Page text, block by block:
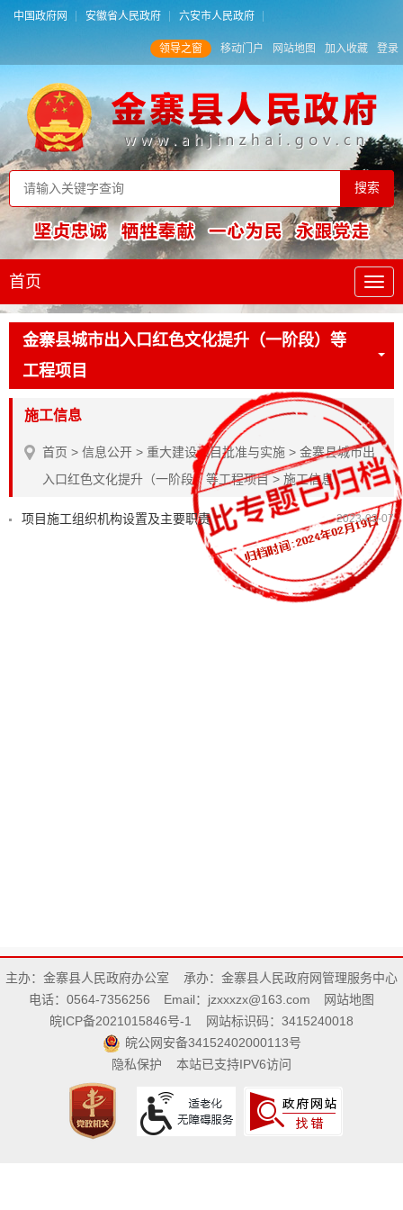
中国政府网 安徽省人民政府 六安市人民政府
领导之窗 移动门户 网站地图 加入收藏 登录
首页
金寨县城市出入口红色文化提升（一阶段）等
工程项目
施工信息
首页 > 信息公开 > 重大建设项目批准与实施 > 金寨县城市出
入口红色文化提升（一阶段）等工程项目 > 施工信息
项目施工组织机构设置及主要职责 2023-03-07
主办：金寨县人民政府办公室
承办：金寨县人民政府网管理服务中心
电话：0564-7356256
Email：jzxxxzx@163.com
网站地图
皖ICP备2021015846号-1
网站标识码：3415240018
皖公网安备34152402000113号
隐私保护
本站已支持IPV6访问